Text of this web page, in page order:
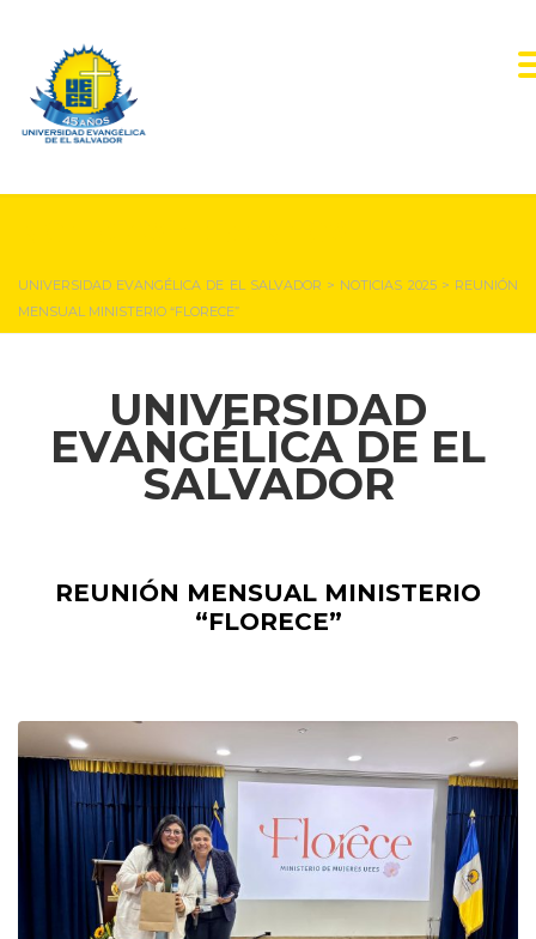
UNIVERSIDAD EVANGÉLICA DE EL SALVADOR > NOTICIAS 2025> REUNIÓN
MENSUAL MINISTERIO “FLORECE”
UNIVERSIDAD
EVANGÉLICA DE EL
SALVADOR
REUNIÓN MENSUAL MINISTERIO
“FLORECE”